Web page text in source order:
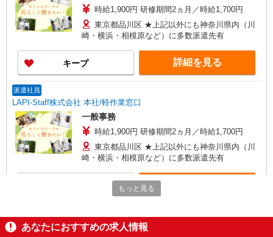
時給1,900円 研修期間2ヵ月／時給1,700円
東京都品川区 ★上記以外にも神奈川県内（川
崎・横浜・相模原など）に多数派遣先有
キープ 詳細を見る
派遣社員
LAPI-Staff株式会社 本社/軽作業窓口
一般事務
時給1,900円 研修期間2ヵ月／時給1,700円
東京都品川区 ★上記以外にも神奈川県内（川
崎・横浜・相模原など）に多数派遣先有
LAPI-Staff株式会社 本社/軽作業窓口
もっと見る
あなたにおすすめの求人情報